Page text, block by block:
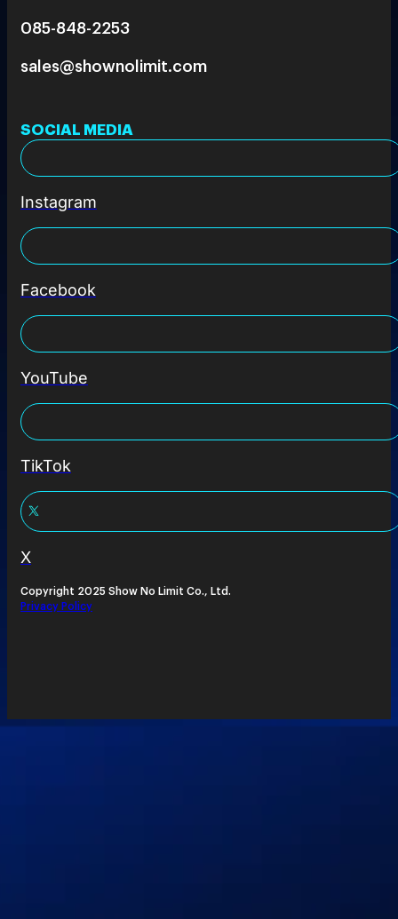
085-848-2253
sales@shownolimit.com
SOCIAL MEDIA
Instagram
Facebook
YouTube
TikTok
X
Copyright 2025 Show No Limit Co., Ltd.
Privacy Policy